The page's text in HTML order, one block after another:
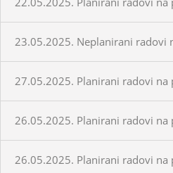
23.05.2025. Neplanirani radovi
27.05.2025. Planirani radovi na
26.05.2025. Planirani radovi
26.05.2025. Planirani radovi